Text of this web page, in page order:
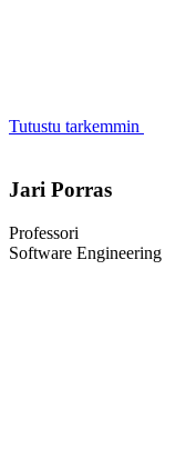
Tutustu tarkemmin
Jari Porras
Professori
Software Engineering